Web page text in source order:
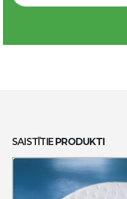
SAISTĪTIE PRODUKTI